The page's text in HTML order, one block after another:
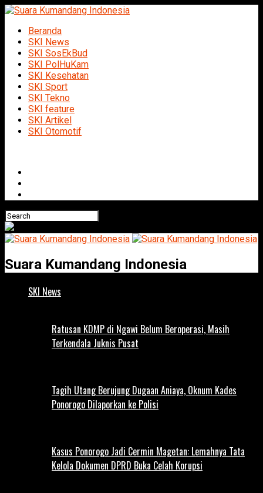
Beranda
SKI News
SKI SosEkBud
SKI PolHuKam
SKI Kesehatan
SKI Sport
SKI Tekno
SKI feature
SKI Artikel
SKI Otomotif
Suara Kumandang Indonesia
SKI News
Ratusan KDMP di Ngawi Belum Beroperasi, Masih
Terkendala Juknis Pusat
Tagih Utang Berujung Dugaan Aniaya, Oknum Kades
Ponorogo Dilaporkan ke Polisi
Kasus Ponorogo Jadi Cermin Magetan: Lemahnya Tata
Kelola Dokumen DPRD Buka Celah Korupsi